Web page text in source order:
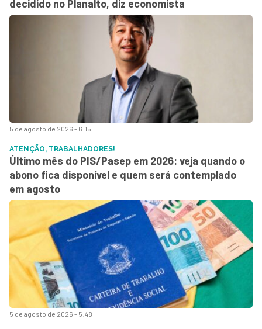
5 de agosto de 2026 - 6:15
decidido no Planalto, diz economista
5 de agosto de 2026 - 5:48
ATENÇÃO, TRABALHADORES!
Último mês do PIS/Pasep em 2026: veja quando o
abono fica disponível e quem será contemplado
em agosto